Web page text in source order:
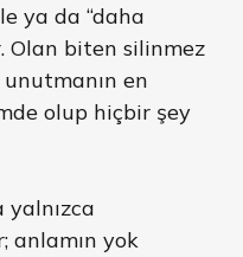
ya da “daha
Olan biten silinmez
unutmanın en
olup hiçbir şey
anlamın yok